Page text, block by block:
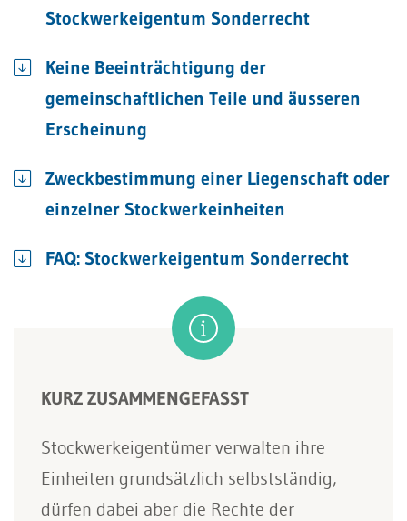
Stockwerkeigentum Sonderrecht
Keine Beeinträchtigung der
gemeinschaftlichen Teile und äusseren
Erscheinung
Zweckbestimmung einer Liegenschaft oder
einzelner Stockwerkeinheiten
FAQ: Stockwerkeigentum Sonderrecht
KURZ ZUSAMMENGEFASST
Stockwerkeigentümer verwalten ihre
Einheiten grundsätzlich selbstständig,
dürfen dabei aber die Rechte der